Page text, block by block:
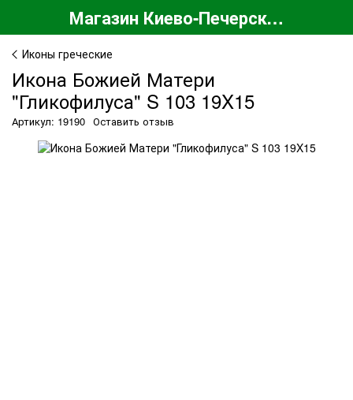
Магазин Киево-Печерской Лавры
Иконы греческие
Икона Божией Матери
"Гликофилуса" S 103 19X15
Артикул: 19190 Оставить отзыв